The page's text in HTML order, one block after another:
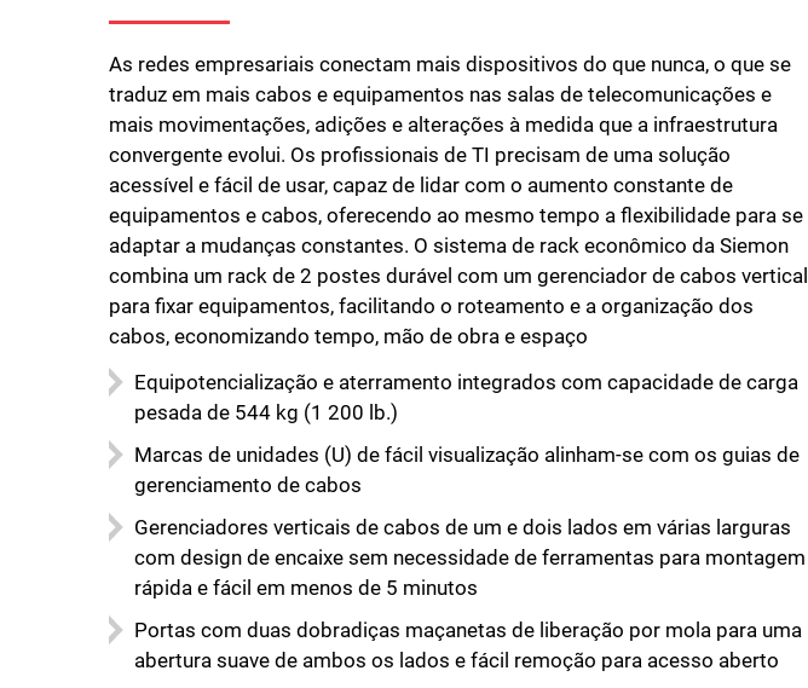
As redes empresariais conectam mais dispositivos do que nunca, o que se
traduz em mais cabos e equipamentos nas salas de telecomunicações e
mais movimentações, adições e alterações à medida que a infraestrutura
convergente evolui. Os profissionais de TI precisam de uma solução
acessível e fácil de usar, capaz de lidar com o aumento constante de
equipamentos e cabos, oferecendo ao mesmo tempo a flexibilidade para se
adaptar a mudanças constantes. O sistema de rack econômico da Siemon
combina um rack de 2 postes durável com um gerenciador de cabos vertical
para fixar equipamentos, facilitando o roteamento e a organização dos
cabos, economizando tempo, mão de obra e espaço
Equipotencialização e aterramento integrados com capacidade de carga
pesada de 544 kg (1 200 lb.)
Marcas de unidades (U) de fácil visualização alinham-se com os guias de
gerenciamento de cabos
Gerenciadores verticais de cabos de um e dois lados em várias larguras
com design de encaixe sem necessidade de ferramentas para montagem
rápida e fácil em menos de 5 minutos
Portas com duas dobradiças maçanetas de liberação por mola para uma
abertura suave de ambos os lados e fácil remoção para acesso aberto